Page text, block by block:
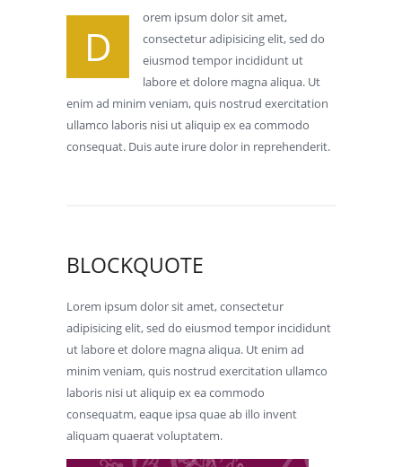
D
orem ipsum dolor sit amet,
consectetur adipisicing elit, sed do
eiusmod tempor incididunt ut
labore et dolore magna aliqua. Ut
enim ad minim veniam, quis nostrud exercitation
ullamco laboris nisi ut aliquip ex ea commodo
consequat. Duis aute irure dolor in reprehenderit.
BLOCKQUOTE
Lorem ipsum dolor sit amet, consectetur
adipisicing elit, sed do eiusmod tempor incididunt
ut labore et dolore magna aliqua. Ut enim ad
minim veniam, quis nostrud exercitation ullamco
laboris nisi ut aliquip ex ea commodo
consequatm, eaque ipsa quae ab illo invent
aliquam quaerat voluptatem.